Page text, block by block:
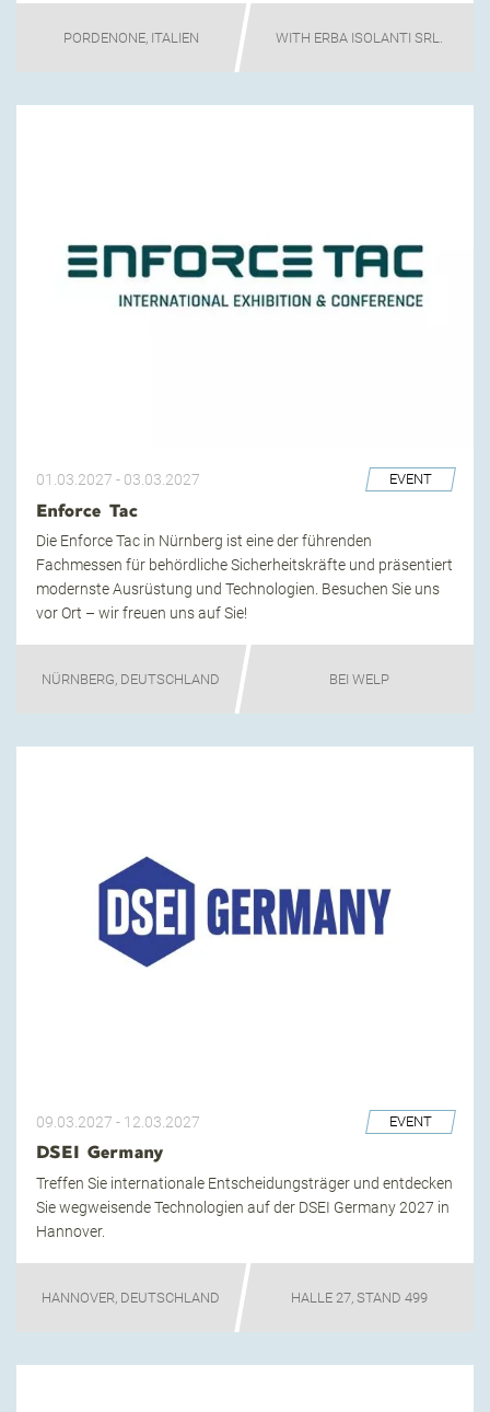
PORDENONE, ITALIEN WITH ERBA ISOLANTI SRL.
01.03.2027 - 03.03.2027 EVENT
Enforce Tac
Die Enforce Tac in Nürnberg ist eine der führenden
Fachmessen für behördliche Sicherheitskräfte und präsentiert
modernste Ausrüstung und Technologien. Besuchen Sie uns
vor Ort – wir freuen uns auf Sie!
NÜRNBERG, DEUTSCHLAND BEI WELP
09.03.2027 - 12.03.2027 EVENT
DSEI Germany
Treffen Sie internationale Entscheidungsträger und entdecken
Sie wegweisende Technologien auf der DSEI Germany 2027 in
Hannover.
HANNOVER, DEUTSCHLAND HALLE 27, STAND 499